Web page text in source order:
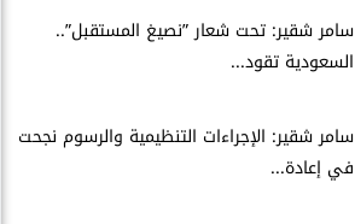
سامر شقير: تحت شعار ”نصيغ المستقبل”..
السعودية تقود...
سامر شقير: الإجراءات التنظيمية والرسوم نجحت
في إعادة...